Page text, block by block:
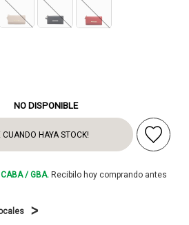
NO DISPONIBLE
CUANDO HAYA STOCK!
/ GBA.Recibilo hoy comprando antes